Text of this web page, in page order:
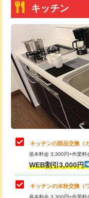
給水管工事※（ホール
給水管工事※（バンド
給水管工事※（支持金
給水管工事※（保温材
め込み）)
給水管工事※（土の掘
給水管工事※（塩ビ管
用/3ｍまで)
給水管工事※（塩ビ管
用（追加）/3ｍ超え)
トーラー機使用/3mまで
追加トーラー機使用/3m
カメラ調査
桝清掃
止水・漏水調査・防水
理・調整・分解・加工
止水・漏水調査・防水
理・調整・分解・加工
止水・漏水調査・防
理・調整・分解・加
お風呂タンク脱着
キッチン
キッチンの部品交換（
基本料金 3,300円+作業
WEB割引3,000円
キッチンの水栓交換（
基本料金 3,300円+作業